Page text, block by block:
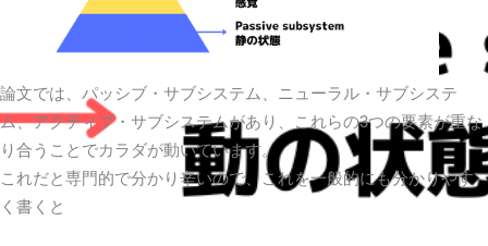
論文では、パッシブ・サブシステム、ニューラル・サブシステ
ム、アクティブ・サブシステムがあり、これらの3つの要素が重な
り合うことでカラダが動いています。
これだと専門的で分かり辛いので、これを一般的にも分かりやす
く書くと